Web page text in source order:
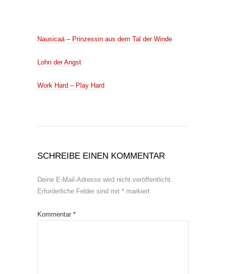
Nausicaä – Prinzessin aus dem Tal der Winde
Lohn der Angst
Work Hard – Play Hard
SCHREIBE EINEN KOMMENTAR
Deine E-Mail-Adresse wird nicht veröffentlicht.
Erforderliche Felder sind mit * markiert
Kommentar *